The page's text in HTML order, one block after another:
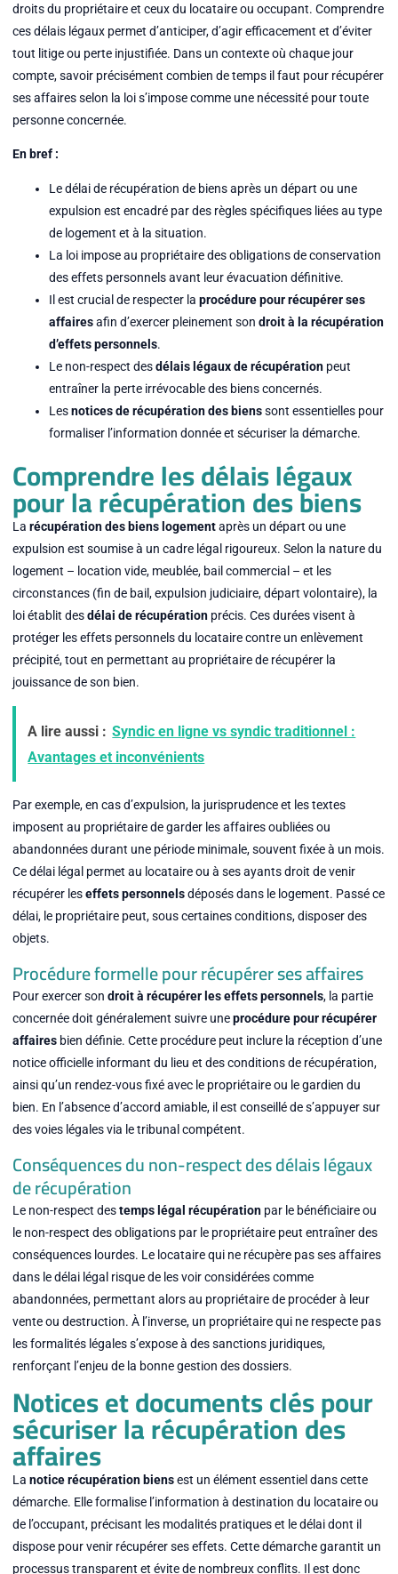
droits du propriétaire et ceux du locataire ou occupant. Comprendre
ces délais légaux permet d’anticiper, d’agir efficacement et d’éviter
tout litige ou perte injustifiée. Dans un contexte où chaque jour
compte, savoir précisément combien de temps il faut pour récupérer
ses affaires selon la loi s’impose comme une nécessité pour toute
personne concernée.
En bref :
Le délai de récupération de biens après un départ ou une
expulsion est encadré par des règles spécifiques liées au type
de logement et à la situation.
La loi impose au propriétaire des obligations de conservation
des effets personnels avant leur évacuation définitive.
Il est crucial de respecter la procédure pour récupérer ses
affairesafin d’exercer pleinement son droit à la récupération
d’effets personnels.
Le non-respect desdélais légaux de récupérationpeut
entraîner la perte irrévocable des biens concernés.
Lesnotices de récupération des bienssont essentielles pour
formaliser l’information donnée et sécuriser la démarche.
Comprendre les délais légaux
pour la récupération des biens
La récupération des biens logementaprès un départ ou une
expulsion est soumise à un cadre légal rigoureux. Selon la nature du
logement – location vide, meublée, bail commercial – et les
circonstances (fin de bail, expulsion judiciaire, départ volontaire), la
loi établit desdélai de récupérationprécis. Ces durées visent à
protéger les effets personnels du locataire contre un enlèvement
précipité, tout en permettant au propriétaire de récupérer la
jouissance de son bien.
A lire aussi : Syndic en ligne vs syndic traditionnel :
Avantages et inconvénients
Par exemple, en cas d’expulsion, la jurisprudence et les textes
imposent au propriétaire de garder les affaires oubliées ou
abandonnées durant une période minimale, souvent fixée à un mois.
Ce délai légal permet au locataire ou à ses ayants droit de venir
récupérer leseffets personnelsdéposés dans le logement. Passé ce
délai, le propriétaire peut, sous certaines conditions, disposer des
objets.
Procédure formelle pour récupérer ses affaires
Pour exercer son droit à récupérer les effets personnels, la partie
concernée doit généralement suivre uneprocédure pour récupérer
affairesbien définie. Cette procédure peut inclure la réception d’une
notice officielle informant du lieu et des conditions de récupération,
ainsi qu’un rendez-vous fixé avec le propriétaire ou le gardien du
bien. En l’absence d’accord amiable, il est conseillé de s’appuyer sur
des voies légales via le tribunal compétent.
Conséquences du non-respect des délais légaux
de récupération
Le non-respect destemps légal récupérationpar le bénéficiaire ou
le non-respect des obligations par le propriétaire peut entraîner des
conséquences lourdes. Le locataire qui ne récupère pas ses affaires
dans le délai légal risque de les voir considérées comme
abandonnées, permettant alors au propriétaire de procéder à leur
vente ou destruction. À l’inverse, un propriétaire qui ne respecte pas
les formalités légales s’expose à des sanctions juridiques,
renforçant l’enjeu de la bonne gestion des dossiers.
Notices et documents clés pour
sécuriser la récupération des
affaires
La notice récupération biensest un élément essentiel dans cette
démarche. Elle formalise l’information à destination du locataire ou
de l’occupant, précisant les modalités pratiques et le délai dont il
dispose pour venir récupérer ses effets. Cette démarche garantit un
processus transparent et évite de nombreux conflits. Il est donc